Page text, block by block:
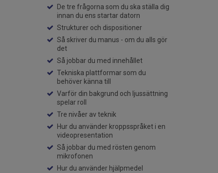
De tre frågorna som du ska ställa dig
innan du ens startar datorn
Strukturer och dispositioner
Så skriver du manus - om du alls gör
det
Så jobbar du med innehållet
Tekniska plattformar som du
behöver känna till
Varför din bakgrund och ljussättning
spelar roll
Tre nivåer av teknik
Hur du använder kroppsspråket i en
videopresentation
Så jobbar du med rösten genom
mikrofonen
Hur du använder hjälpmedel